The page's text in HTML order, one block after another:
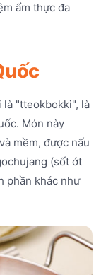
ẩm thực đa
là "tteokbokki", là
Món này
mềm, được nấu
(sốt ớt
phần khác như